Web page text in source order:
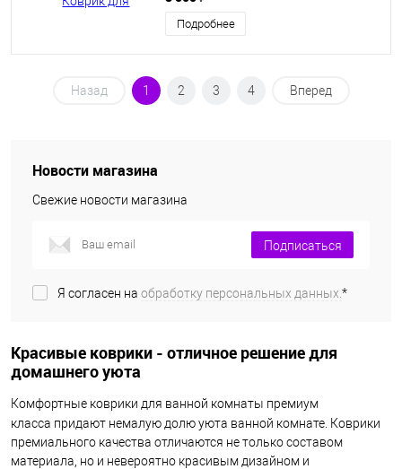
Подробнее
Назад 1 2 3 4 Вперед
Новости магазина
Свежие новости магазина
Подписаться
Я согласен на обработку персональных данных.*
Красивые коврики - отличное решение для
домашнего уюта
Комфортные коврики для ванной комнаты премиум
класса придают немалую долю уюта ванной комнате. Коврики
премиального качества отличаются не только составом
материала, но и невероятно красивым дизайном и